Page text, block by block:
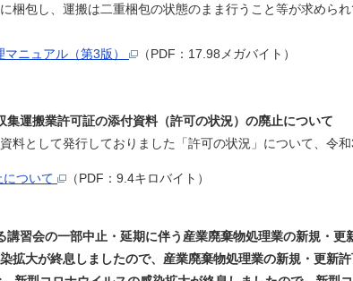
し、運搬は二重梱包の状態のまま行うこと等が求められ
ニュアル（第3版）
（PDF：17.98メガバイト）
集運搬業許可証の添付資料（許可の状況）の廃止について
して発行しておりました「許可の状況」について、令
について （PDF：9.4キロバイト）
講習会の一部中止・延期に伴う産業廃棄物処理業の新規・更
大が終息しましたので、産業廃棄物処理業の新規・更